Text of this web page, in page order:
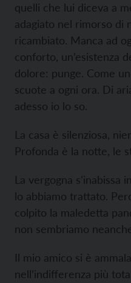
quelli che lui diceva a
adagiato nel rimorso di
ricambiato. Manca ad
conforto, un’esistenza
dolore: punge. Come
scuote a ogni ora. Di
adesso io lo so.
La casa è silenziosa,
Profonda è la notte, le
La vergogna s’inabissa
lo abbiamo trattato.
colpito la maledetta
non sembriamo
Il mio amico si è
nell’indifferenza più